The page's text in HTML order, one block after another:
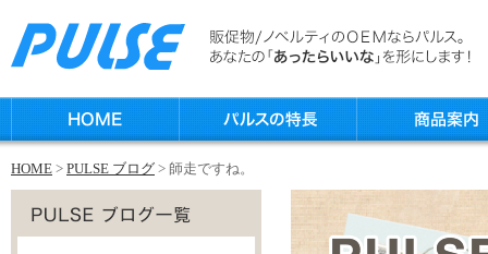
HOME > PULSE ブログ > 師走ですね。